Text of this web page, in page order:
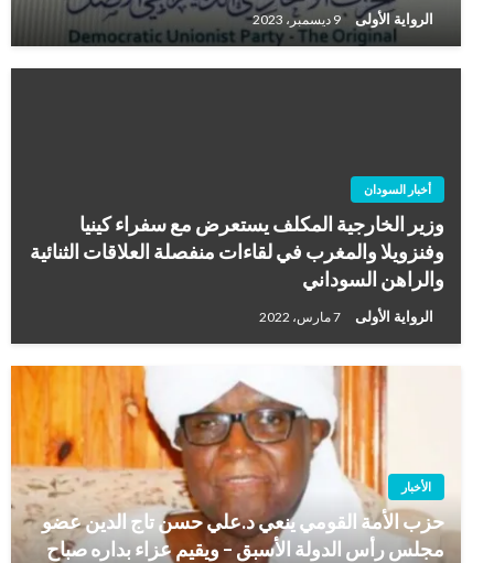
الرواية الأولى 9 ديسمبر، 2023
أخبار السودان
وزير الخارجية المكلف يستعرض مع سفراء كينيا
وفنزويلا والمغرب في لقاءات منفصلة العلاقات الثنائية
والراهن السوداني
الرواية الأولى 7 مارس، 2022
الأخبار
حزب الأمة القومي ينعي د.علي حسن تاج الدين عضو
مجلس رأس الدولة الأسبق – ويقيم عزاء بداره صباح